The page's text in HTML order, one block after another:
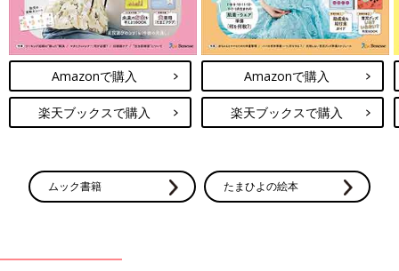
Amazonで購入
楽天ブックスで購入
Amazonで購入
楽天ブックスで購入
ムック書籍 たまひよの絵本